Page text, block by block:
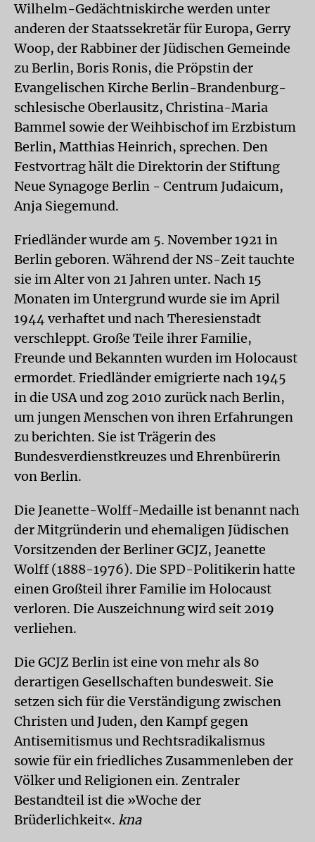
Wilhelm-Gedächtniskirche werden unter
anderen der Staatssekretär für Europa, Gerry
Woop, der Rabbiner der Jüdischen Gemeinde
zu Berlin, Boris Ronis, die Pröpstin der
Evangelischen Kirche Berlin-Brandenburg-
schlesische Oberlausitz, Christina-Maria
Bammel sowie der Weihbischof im Erzbistum
Berlin, Matthias Heinrich, sprechen. Den
Festvortrag hält die Direktorin der Stiftung
Neue Synagoge Berlin - Centrum Judaicum,
Anja Siegemund.
Friedländer wurde am 5. November 1921 in
Berlin geboren. Während der NS-Zeit tauchte
sie im Alter von 21 Jahren unter. Nach 15
Monaten im Untergrund wurde sie im April
1944 verhaftet und nach Theresienstadt
verschleppt. Große Teile ihrer Familie,
Freunde und Bekannten wurden im Holocaust
ermordet. Friedländer emigrierte nach 1945
in die USA und zog 2010 zurück nach Berlin,
um jungen Menschen von ihren Erfahrungen
zu berichten. Sie ist Trägerin des
Bundesverdienstkreuzes und Ehrenbürerin
von Berlin.
Die Jeanette-Wolff-Medaille ist benannt nach
der Mitgründerin und ehemaligen Jüdischen
Vorsitzenden der Berliner GCJZ, Jeanette
Wolff (1888-1976). Die SPD-Politikerin hatte
einen Großteil ihrer Familie im Holocaust
verloren. Die Auszeichnung wird seit 2019
verliehen.
Die GCJZ Berlin ist eine von mehr als 80
derartigen Gesellschaften bundesweit. Sie
setzen sich für die Verständigung zwischen
Christen und Juden, den Kampf gegen
Antisemitismus und Rechtsradikalismus
sowie für ein friedliches Zusammenleben der
Völker und Religionen ein. Zentraler
Bestandteil ist die »Woche der
Brüderlichkeit«. kna